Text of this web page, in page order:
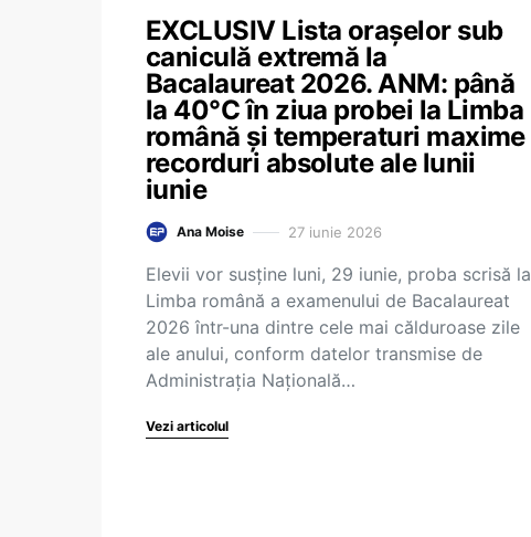
EXCLUSIV Lista orașelor sub
caniculă extremă la
Bacalaureat 2026. ANM: până
la 40°C în ziua probei la Limba
română și temperaturi maxime
recorduri absolute ale lunii
iunie
Ana Moise 27 iunie 2026
Elevii vor susține luni, 29 iunie, proba scrisă la
Limba română a examenului de Bacalaureat
2026 într-una dintre cele mai călduroase zile
ale anului, conform datelor transmise de
Administrația Națională…
Vezi articolul